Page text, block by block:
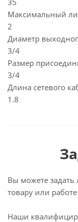
35
Максимальный
2
Диаметр
3/4
Размер
3/4
Длина сетевого
1.8
Вы можете
товару или
Наши